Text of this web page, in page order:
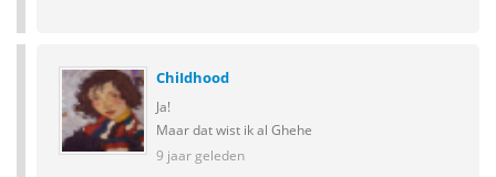
ChiIdhood
Ja!
Maar dat wist ik al Ghehe
9 jaar geleden